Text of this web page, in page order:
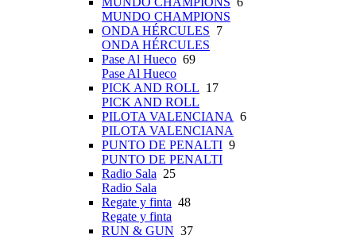
MUNDO CHAMPIONS
ONDA HÉRCULES 7
ONDA HÉRCULES
Pase Al Hueco 69
Pase Al Hueco
PICK AND ROLL 17
PICK AND ROLL
PILOTA VALENCIANA 6
PILOTA VALENCIANA
PUNTO DE PENALTI 9
PUNTO DE PENALTI
Radio Sala 25
Radio Sala
Regate y finta 48
Regate y finta
RUN & GUN 37